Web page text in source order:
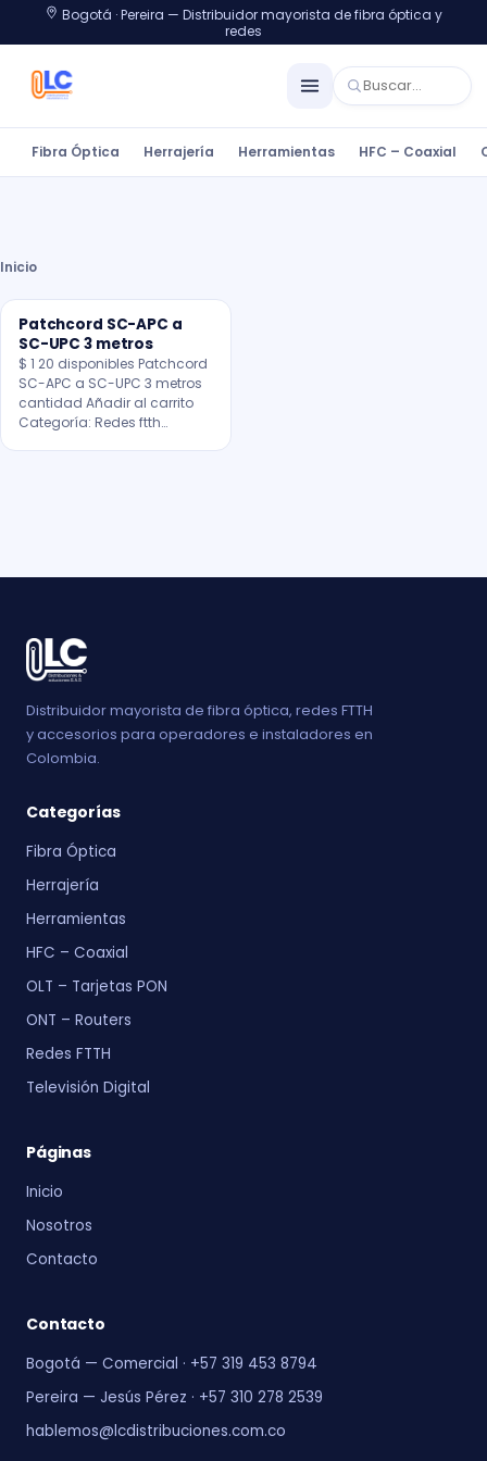
Bogotá · Pereira — Distribuidor mayorista de fibra óptica y
redes
Fibra Óptica Herrajería Herramientas HFC – Coaxial
Inicio
Patchcord SC-APC a
SC-UPC 3 metros
$ 1 20 disponibles Patchcord
SC-APC a SC-UPC 3 metros
cantidad Añadir al carrito
Categoría: Redes ftth…
Distribuidor mayorista de fibra óptica, redes FTTH
y accesorios para operadores e instaladores en
Colombia.
Categorías
Fibra Óptica
Herrajería
Herramientas
HFC – Coaxial
OLT – Tarjetas PON
ONT – Routers
Redes FTTH
Televisión Digital
Páginas
Inicio
Nosotros
Contacto
Contacto
Bogotá — Comercial · +57 319 453 8794
Pereira — Jesús Pérez · +57 310 278 2539
hablemos@lcdistribuciones.com.co